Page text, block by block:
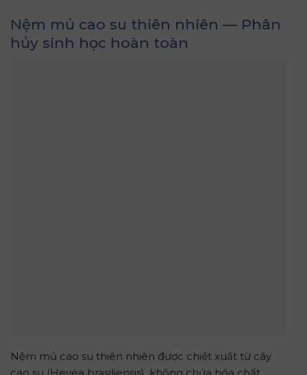
Nệm mủ cao su thiên nhiên — Phân
hủy sinh học hoàn toàn
Nệm mủ cao su thiên nhiên được chiết xuất từ cây
cao su (Hevea brasiliensis), không chứa hóa chất